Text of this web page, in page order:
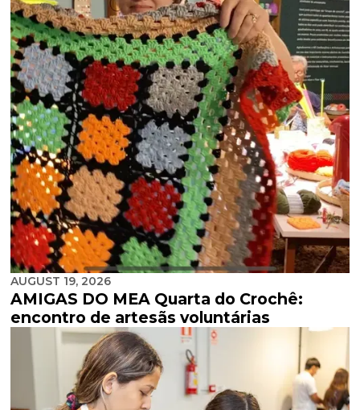
AUGUST 19, 2026
AMIGAS DO MEA Quarta do Crochê:
encontro de artesãs voluntárias